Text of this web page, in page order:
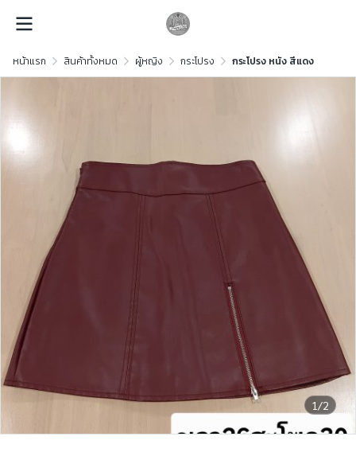
หน้าแรก สินค้าทั้งหมด ผู้หญิง กระโปรง กระโปรง หนัง สีแดง
1/2